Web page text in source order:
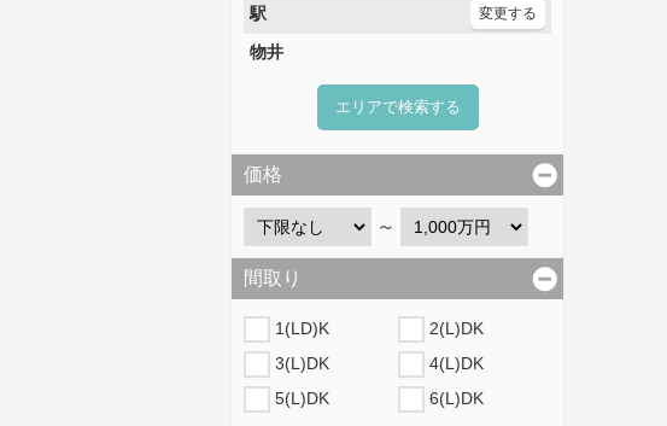
駅
変更する
物井
エリアで検索する
価格
～
間取り
1(LD)K
2(L)DK
3(L)DK
4(L)DK
5(L)DK
6(L)DK